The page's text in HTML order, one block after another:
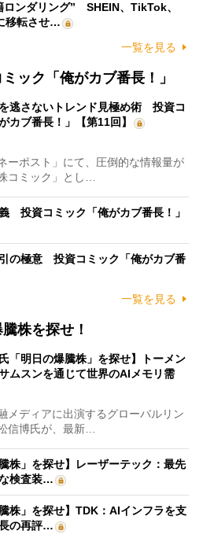
ロンダリング” SHEIN、TikTok、
移転させ…
一覧を見る
ック「俺がカブ番長！」
を逃さないトレンド見極め術 投資コ
カブ番長！」【第11回】
ーポスト」にて、圧倒的な情報量が
コミック」とし…
投資コミック「俺がカブ番長！」
の極意 投資コミック「俺がカブ番
一覧を見る
株を探せ！
氏「明日の爆騰株」を探せ】トーメン
ムスンを通じて世界のAIメモリ需
ディアに出演するグローバルリン
信博氏が、最新…
株」を探せ】レーザーテック：最先
検査装…
株」を探せ】TDK：AIインフラを支
の再評…